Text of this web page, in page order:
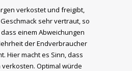
verkostet und freigibt,
sehr vertraut, so
einem Abweichungen
der Endverbraucher
Hier macht es Sinn, dass
Optimal würde